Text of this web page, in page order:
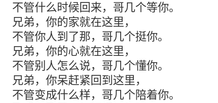
不管什么时候回来，哥几个等你。
兄弟，你的家就在这里，
不管你人到了那，哥几个挺你。
兄弟，你的心就在这里，
不管别人怎么说，哥几个懂你。
兄弟，你呆赶紧回到这里，
不管变成什么样，哥几个陪着你。